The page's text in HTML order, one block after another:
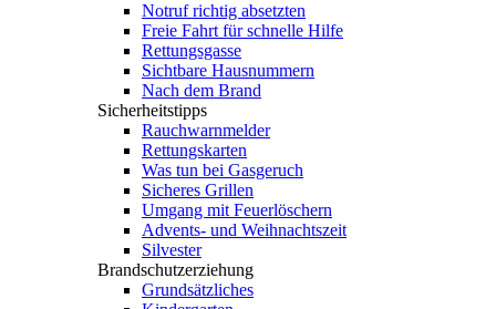
Notruf richtig absetzten
Freie Fahrt für schnelle Hilfe
Rettungsgasse
Sichtbare Hausnummern
Nach dem Brand
Sicherheitstipps
Rauchwarnmelder
Rettungskarten
Was tun bei Gasgeruch
Sicheres Grillen
Umgang mit Feuerlöschern
Advents- und Weihnachtszeit
Silvester
Brandschutzerziehung
Grundsätzliches